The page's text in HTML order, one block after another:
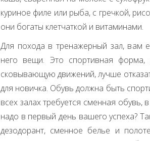
куриное филе или рыба, с гречкой,
они богаты клетчаткой и витаминами.
Для похода в тренажерный зал, вам
него вещи. Это спортивная
сковывающую движений, лучше
для новичка. Обувь должна быть
всех залах требуется сменная
надо в первый день вашего успеха?
дезодорант, сменное белье и